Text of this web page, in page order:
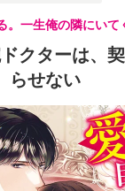
。一生俺の隣にいて
クターは、
らせない